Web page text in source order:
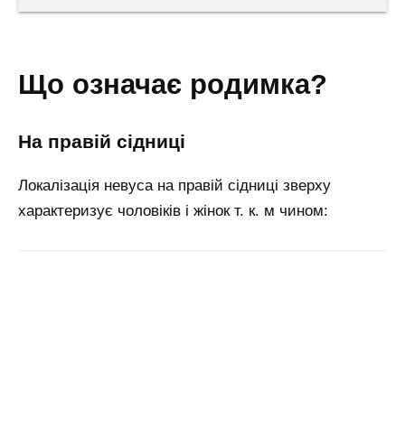
що означає родимка?
на правій сідниці
Локалізація невуса на правій сідниці зверху
характеризує чоловіків і жінок т. к. м чином: